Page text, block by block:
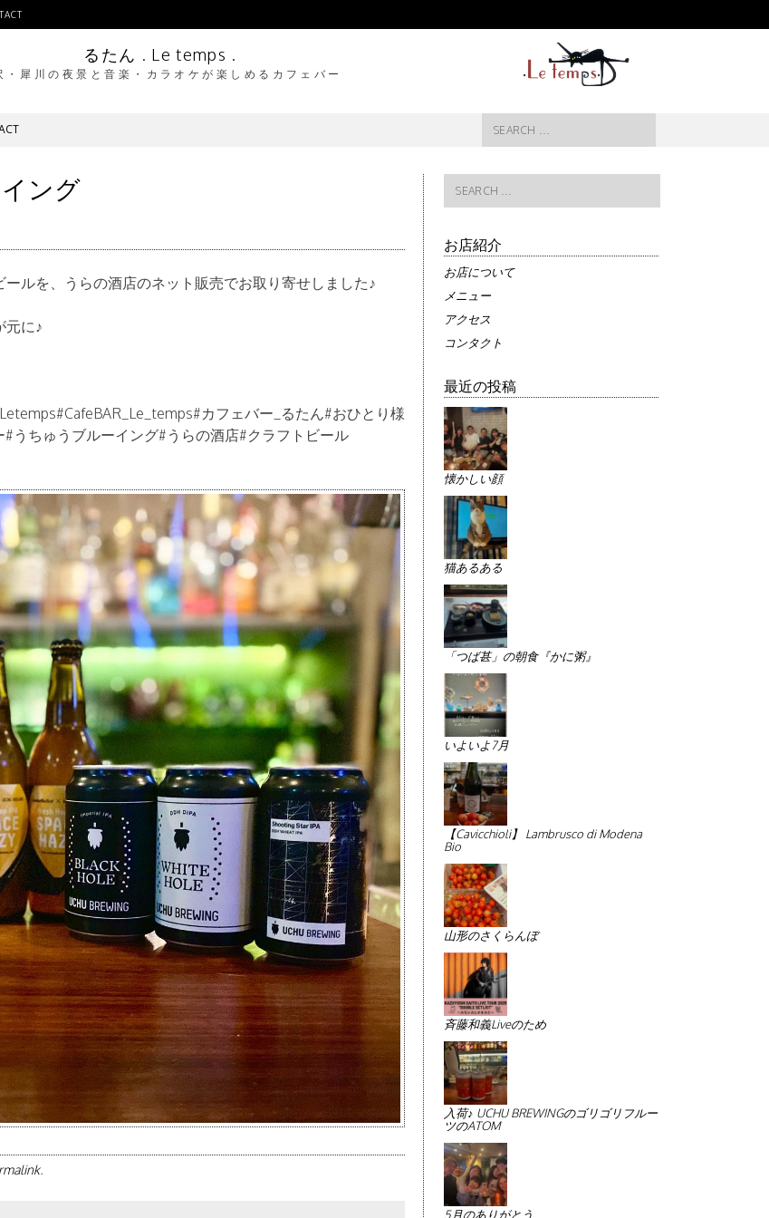
るたん . Le temps .
・犀川の夜景と音楽・カラオケが楽しめるカフェバー
Search
for:
ング
ルを、うらの酒店のネット販売でお取り寄せしました♪
元に♪
カフェバー_るたん#おひとり様
うちゅうブルーイング#うらの酒店#クラフトビール
.
Search
for:
お店紹介
お店について
メニュー
アクセス
コンタクト
最近の投稿
懐かしい顔
猫あるある
「つば甚」の朝食『かに粥』
いよいよ7月
【Cavicchioli】 Lambrusco di Modena
Bio
山形のさくらんぼ
斉藤和義Liveのため
入荷♪ UCHU BREWINGのゴリゴリフルー
ツのATOM
5月のありがとう